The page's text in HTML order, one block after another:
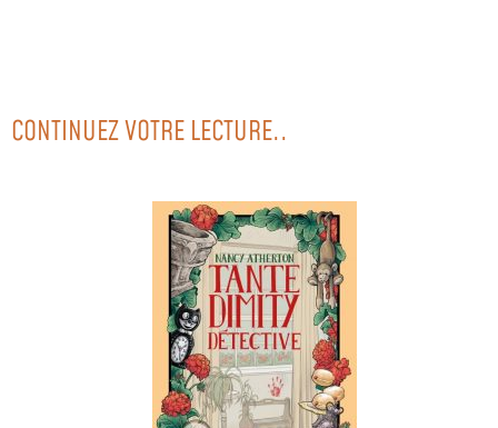
CONTINUEZ VOTRE LECTURE..